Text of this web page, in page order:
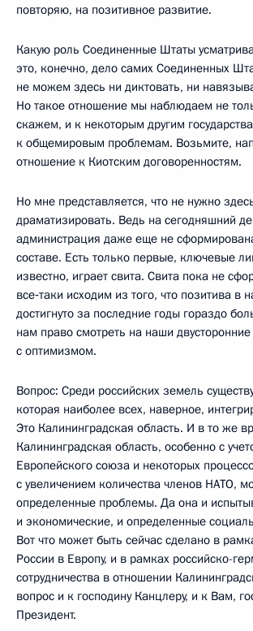
повторяю, на позитивное развитие.
Какую роль Соединенные Штаты
это, конечно, дело самих Соединенных
не можем здесь ни диктовать, ни
Но такое отношение мы наблюдаем не
скажем, и к некоторым другим
к общемировым проблемам. Возьмите,
отношение к Киотским договоренностям.
Но мне представляется, что не нужно
драматизировать. Ведь на сегодняшний
администрация даже еще не
составе. Есть только первые, ключевые
известно, играет свита. Свита пока не
все‑таки исходим из того, что позитива в
достигнуто за последние годы гораздо
нам право смотреть на наши
с оптимизмом.
Вопрос: Среди российских земель
которая наиболее всех, наверное,
Это Калининградская область. И в то же
Калининградская область, особенно с
Европейского союза и некоторых
с увеличением количества членов НАТО,
определенные проблемы. Да она и
и экономические, и определенные
Вот что может быть сейчас сделано в
России в Европу, и в рамках российско-
сотрудничества в отношении
вопрос и к господину Канцлеру, и к Вам,
Президент.